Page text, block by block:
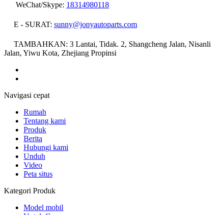
WeChat/Skype: 18314980118
E - SURAT: sunny@jonyautoparts.com
TAMBAHKAN: 3 Lantai, Tidak. 2, Shangcheng Jalan, Nisanli
Jalan, Yiwu Kota, Zhejiang Propinsi
Navigasi cepat
Rumah
Tentang kami
Produk
Berita
Hubungi kami
Unduh
Video
Peta situs
Kategori Produk
Model mobil